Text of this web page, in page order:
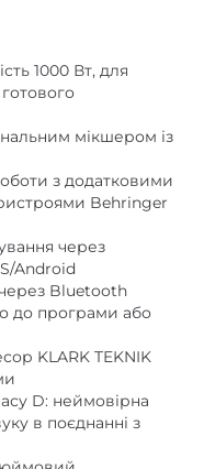
1000 Вт, для
мікшером із
з додатковими
Behringer
через
Android
Bluetooth
до програми або
KLARK TEKNIK
D: неймовірна
в поєднанні з